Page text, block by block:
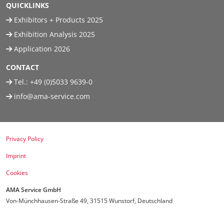
QUICKLINKS
Exhibitors + Products 2025
Exhibition Analysis 2025
Application 2026
CONTACT
Tel.: +49 (0)5033 9639-0
info@ama-service.com
Privacy Policy
Imprint
Cookies
AMA Service GmbH
Von-Münchhausen-Straße 49, 31515 Wunstorf, Deutschland